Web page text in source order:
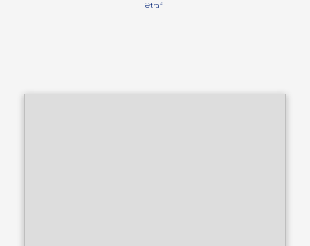
Ətraflı